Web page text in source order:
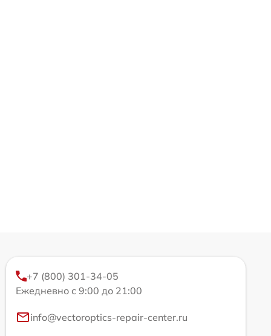
+7 (800) 301-34-05
Ежедневно с 9:00 до 21:00
info@vectoroptics-repair-center.ru